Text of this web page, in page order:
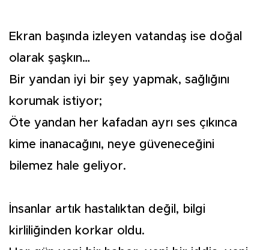
Ekran başında izleyen vatandaş ise doğal
olarak şaşkın…
Bir yandan iyi bir şey yapmak, sağlığını
korumak istiyor;
Öte yandan her kafadan ayrı ses çıkınca
kime inanacağını, neye güveneceğini
bilemez hale geliyor.
İnsanlar artık hastalıktan değil, bilgi
kirliliğinden korkar oldu.